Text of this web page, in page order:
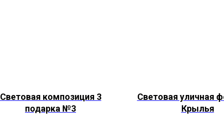
Световая композиция 3
подарка №3
Световая уличная
Крылья